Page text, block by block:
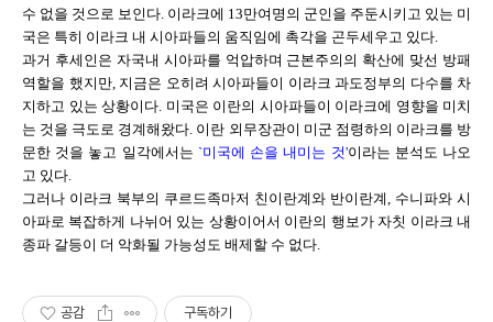
수 없을 것으로 보인다. 이라크에 13만여명의 군인을 주둔시키고 있는 미
국은 특히 이라크 내 시아파들의 움직임에 촉각을 곤두세우고 있다.
과거 후세인은 자국내 시아파를 억압하며 근본주의의 확산에 맞선 방패
역할을 했지만, 지금은 오히려 시아파들이 이라크 과도정부의 다수를 차
지하고 있는 상황이다. 미국은 이란의 시아파들이 이라크에 영향을 미치
는 것을 극도로 경계해왔다. 이란 외무장관이 미군 점령하의 이라크를 방
문한 것을 놓고 일각에서는 `미국에 손을 내미는 것'이라는 분석도 나오
고 있다.
그러나 이라크 북부의 쿠르드족마저 친이란계와 반이란계, 수니파와 시
아파로 복잡하게 나뉘어 있는 상황이어서 이란의 행보가 자칫 이라크 내
종파 갈등이 더 악화될 가능성도 배제할 수 없다.
공감 구독하기